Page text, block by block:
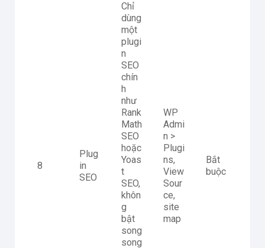
8
Plug
in
SEO
Chỉ
dùng
một
plugi
n
SEO
chín
h
như
Rank
Math
SEO
hoặc
Yoas
t
SEO,
khôn
g
bật
song
song
WP
Admi
n >
Plugi
ns,
View
Sour
ce,
site
map
Bắt
buộc